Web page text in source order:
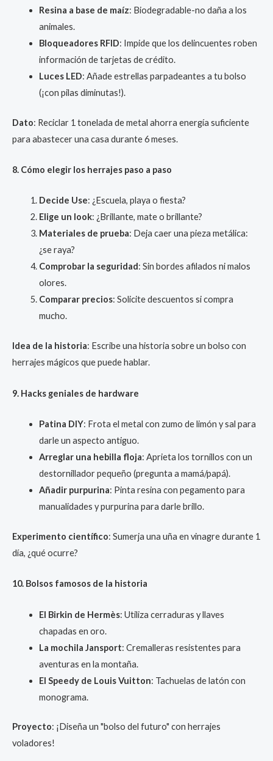
Resina a base de maíz: Biodegradable-no daña a los
animales.
Bloqueadores RFID: Impide que los delincuentes roben
información de tarjetas de crédito.
Luces LED: Añade estrellas parpadeantes a tu bolso
(¡con pilas diminutas!).
Dato: Reciclar 1 tonelada de metal ahorra energía suficiente
para abastecer una casa durante 6 meses.
8. Cómo elegir los herrajes paso a paso
Decide Use: ¿Escuela, playa o fiesta?
Elige un look: ¿Brillante, mate o brillante?
Materiales de prueba: Deja caer una pieza metálica:
¿se raya?
Comprobar la seguridad: Sin bordes afilados ni malos
olores.
Comparar precios: Solicite descuentos si compra
mucho.
Idea de la historia: Escribe una historia sobre un bolso con
herrajes mágicos que puede hablar.
9. Hacks geniales de hardware
Patina DIY: Frota el metal con zumo de limón y sal para
darle un aspecto antiguo.
Arreglar una hebilla floja: Aprieta los tornillos con un
destornillador pequeño (pregunta a mamá/papá).
Añadir purpurina: Pinta resina con pegamento para
manualidades y purpurina para darle brillo.
Experimento científico: Sumerja una uña en vinagre durante 1
día, ¿qué ocurre?
10. Bolsos famosos de la historia
El Birkin de Hermès: Utiliza cerraduras y llaves
chapadas en oro.
La mochila Jansport: Cremalleras resistentes para
aventuras en la montaña.
El Speedy de Louis Vuitton: Tachuelas de latón con
monograma.
Proyecto: ¡Diseña un "bolso del futuro" con herrajes
voladores!